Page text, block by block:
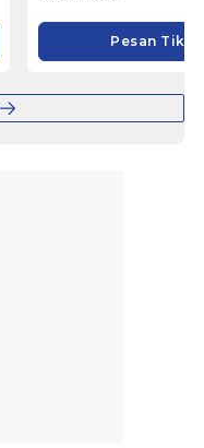
Pesan Tiket